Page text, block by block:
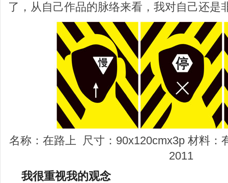
了，从自己作品的脉络来看，我对自己还是
名称：在路上 尺寸：90x120cmx3p 材料：
2011
我很重视我的观念